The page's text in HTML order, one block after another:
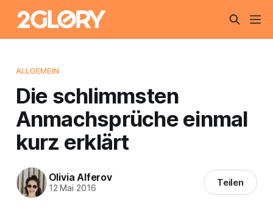
ALLGEMEIN
Die schlimmsten
Anmachsprüche einmal
kurz erklärt
Olivia Alferov
12 Mai 2016 Teilen